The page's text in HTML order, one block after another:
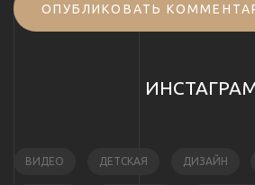
ОПУБЛИКОВАТЬ
ВИДЕО ДЕТСКАЯ ДИЗАЙН